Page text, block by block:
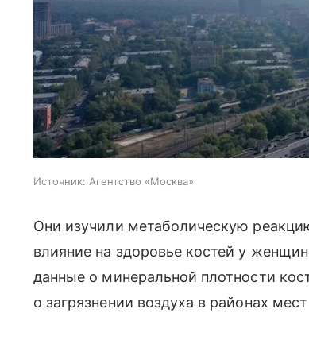
Источник: Агентство «Москва»
Они изучили метаболическую
влияние на здоровье костей у
данные о минеральной плотности
о загрязнении воздуха в районах